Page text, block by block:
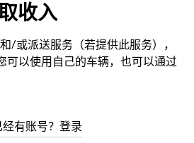
收入
/或派送服务（若提供此服务），
可以使用自己的车辆，也可以通过
经有账号？登录